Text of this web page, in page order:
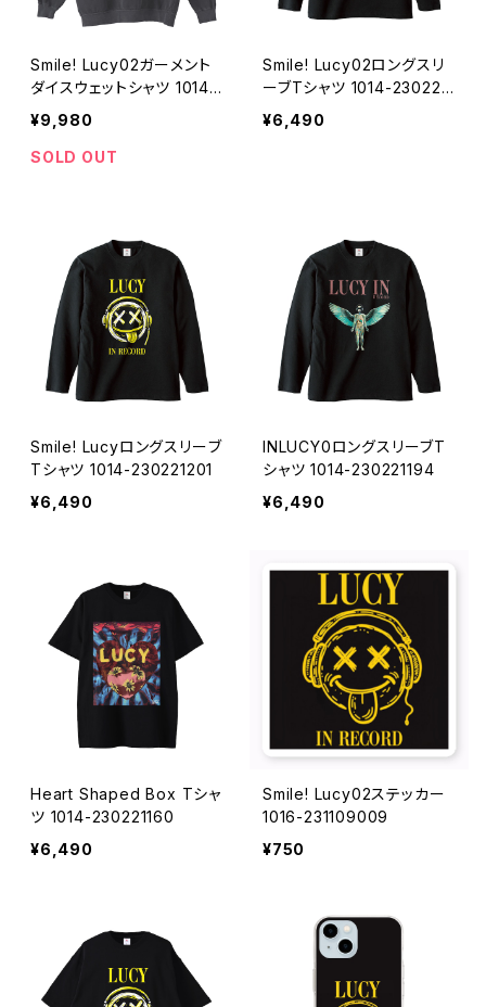
Smile! Lucy02ガーメント
ダイスウェットシャツ 1014-
230221048
¥9,980
SOLD OUT
Smile! Lucy02ロングスリ
ーブTシャツ 1014-230221
202
¥6,490
Smile! Lucyロングスリーブ
Tシャツ 1014-230221201
¥6,490
INLUCY0ロングスリーブT
シャツ 1014-230221194
¥6,490
Heart Shaped Box Tシャ
ツ 1014-230221160
¥6,490
Smile! Lucy02ステッカー
1016-231109009
¥750